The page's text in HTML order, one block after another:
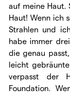
auf meine Haut.
Haut! Wenn ich
Strahlen und
habe immer
die genau
leicht
verpasst der
Foundation.